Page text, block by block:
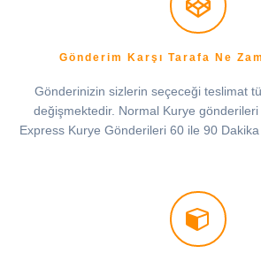
Gönderim Karşı Tarafa Ne
Gönderinizin sizlerin seçeceği teslimat
değişmektedir. Normal Kurye
Express Kurye Gönderileri 60 ile 90